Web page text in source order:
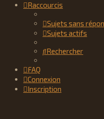
Raccourcis
Sujets sans
Sujets actifs
Rechercher
FAQ
Connexion
Inscription